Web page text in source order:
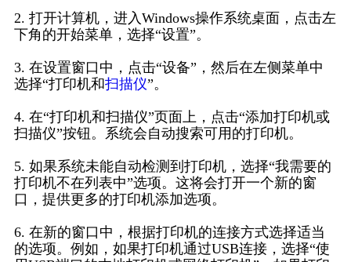
2. 打开计算机，进入Windows操作系统桌面，点击左
下角的开始菜单，选择“设置”。
3. 在设置窗口中，点击“设备”，然后在左侧菜单中
选择“打印机和扫描仪”。
4. 在“打印机和扫描仪”页面上，点击“添加打印机或
扫描仪”按钮。系统会自动搜索可用的打印机。
5. 如果系统未能自动检测到打印机，选择“我需要的
打印机不在列表中”选项。这将会打开一个新的窗
口，提供更多的打印机添加选项。
6. 在新的窗口中，根据打印机的连接方式选择适当
的选项。例如，如果打印机通过USB连接，选择“使